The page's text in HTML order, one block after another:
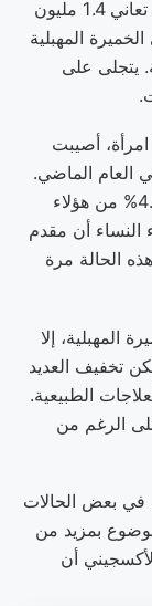
الماء الأكسجيني علاج ممتاز لعدوى الخميرة. تعاني 1.4 مليون
المهبلية
يتجلى على
أجريت عبر الإنترنت على 1869 امرأة، أصيبت
العام الماضي.
ومن هذا المنطلق، كان المرض متكررًا لدى 4.7% من هؤلاء
أفاد 53% من هؤلاء النساء أن مقدم
الحالة مرة
المهبلية، إلا
تخفيف العديد
الطبيعية.
الرغم من
في بعض الحالات
بمزيد من
أن